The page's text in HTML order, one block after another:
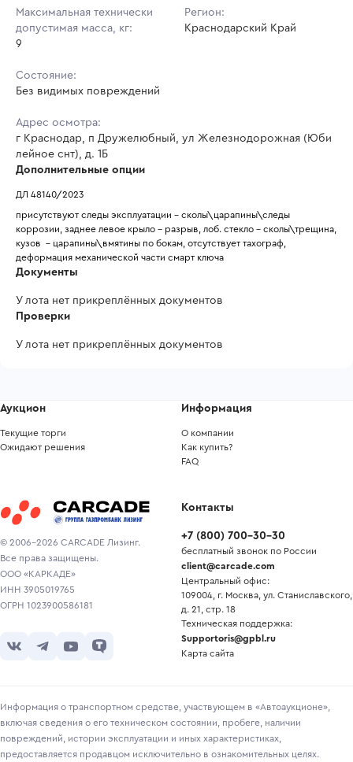
Максимальная технически
допустимая масса, кг:
9
Регион:
Краснодарский Край
Состояние:
Без видимых повреждений
Адрес осмотра:
г Краснодар, п Дружелюбный, ул Железнодорожная (Юби
лейное снт), д. 1Б
Дополнительные опции
ДЛ 48140/2023
присутствуют следы эксплуатации - сколы\царапины\следы
коррозии, заднее левое крыло - разрыв, лоб. стекло - сколы\трещина,
кузов  - царапины\вмятины по бокам, отсутствует тахограф,
деформация механической части смарт ключа
Документы
У лота нет прикреплённых документов
Проверки
У лота нет прикреплённых документов
© 2006-2026 CARCADE Лизинг.
Все права защищены.
ООО «КАРКАДЕ»
ИНН 3905019765
ОГРН 1023900586181
Аукцион
Текущие торги
Ожидают решения
Информация
О компании
Как купить?
FAQ
Контакты
+7 (800) 700-30-30
бесплатный звонок по России
client@carcade.com
Центральный офис:
109004, г. Москва, ул. Станиславского,
д. 21, стр. 18
Техническая поддержка:
Supportoris@gpbl.ru
Карта сайта
Информация о транспортном средстве, участвующем в «Автоаукционе»,
включая сведения о его техническом состоянии, пробеге, наличии
повреждений, истории эксплуатации и иных характеристиках,
предоставляется продавцом исключительно в ознакомительных целях.